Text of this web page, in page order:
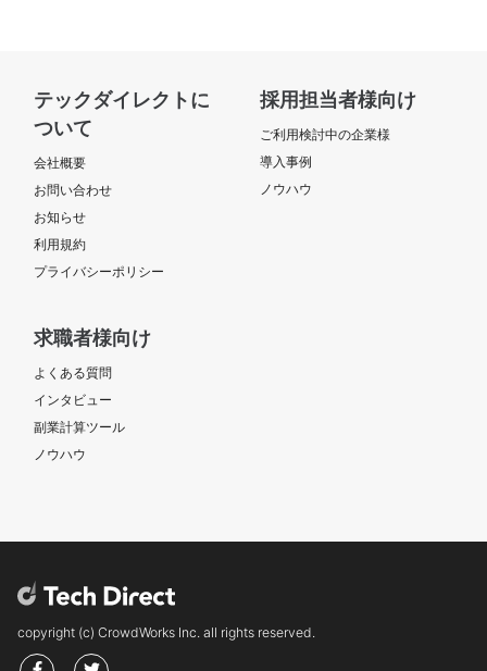
テックダイレクトに
ついて
会社概要
お問い合わせ
お知らせ
利用規約
プライバシーポリシー
採用担当者様向け
ご利用検討中の企業様
導入事例
ノウハウ
求職者様向け
よくある質問
インタビュー
副業計算ツール
ノウハウ
copyright (c) CrowdWorks Inc. all rights reserved.